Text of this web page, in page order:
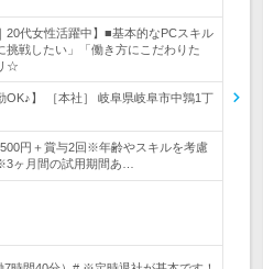
20代女性活躍中】■基本的なPCスキル
挑戦したい」「働き方にこだわりた
☆
OK♪】 ［本社］ 岐阜県岐阜市中鶉1丁
円＋賞与2回※年齢やスキルを考慮
ヶ月間の試用期間あ…